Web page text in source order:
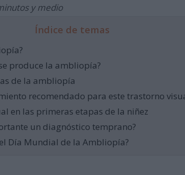
y medio
Índice de temas
produce la ambliopía?
de la ambliopía
recomendado para este trastorno
en las primeras etapas de la niñez
un diagnóstico temprano?
Día Mundial de la Ambliopía?